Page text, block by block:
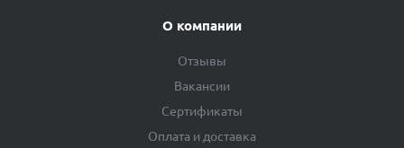
О компании
Отзывы
Вакансии
Сертификаты
Оплата и доставка